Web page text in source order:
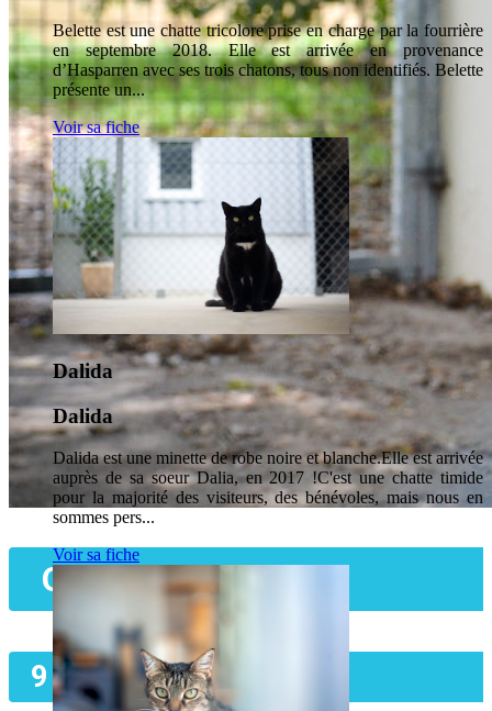
Ona
9 ans
Belette est une chatte tricolore prise en charge par la fourrière
en septembre 2018. Elle est arrivée en provenance
d’Hasparren avec ses trois chatons, tous non identifiés. Belette
présente un...
Voir sa fiche
Dalida
Dalida
Dalida est une minette de robe noire et blanche.Elle est arrivée
auprès de sa soeur Dalia, en 2017 !C'est une chatte timide
pour la majorité des visiteurs, des bénévoles, mais nous en
sommes pers...
Voir sa fiche